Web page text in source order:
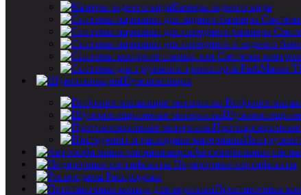
Камеры заднего вида
Системы
Шумоизоляция
Автомобильные
Подарочные сертификаты
Распродажа
Проставочные